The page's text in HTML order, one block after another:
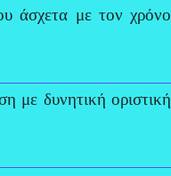
άσχετα με τον χρόνο
με δυνητική οριστική